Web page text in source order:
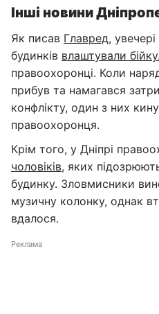
Інші новини
Як писав Главред,
будинків влаштували бійку.
правоохоронці. Коли наряд
прибув та намагався
конфлікту, один з них
правоохоронця.
Крім того, у Дніпрі
чоловіків, яких
будинку. Зловмисники
музичну колонку, однак
вдалося.
Реклама